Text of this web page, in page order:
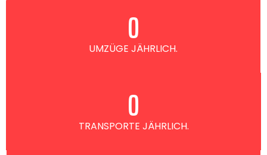
UMZÜGE JÄHRLICH.
0
TRANSPORTE JÄHRLICH.
0